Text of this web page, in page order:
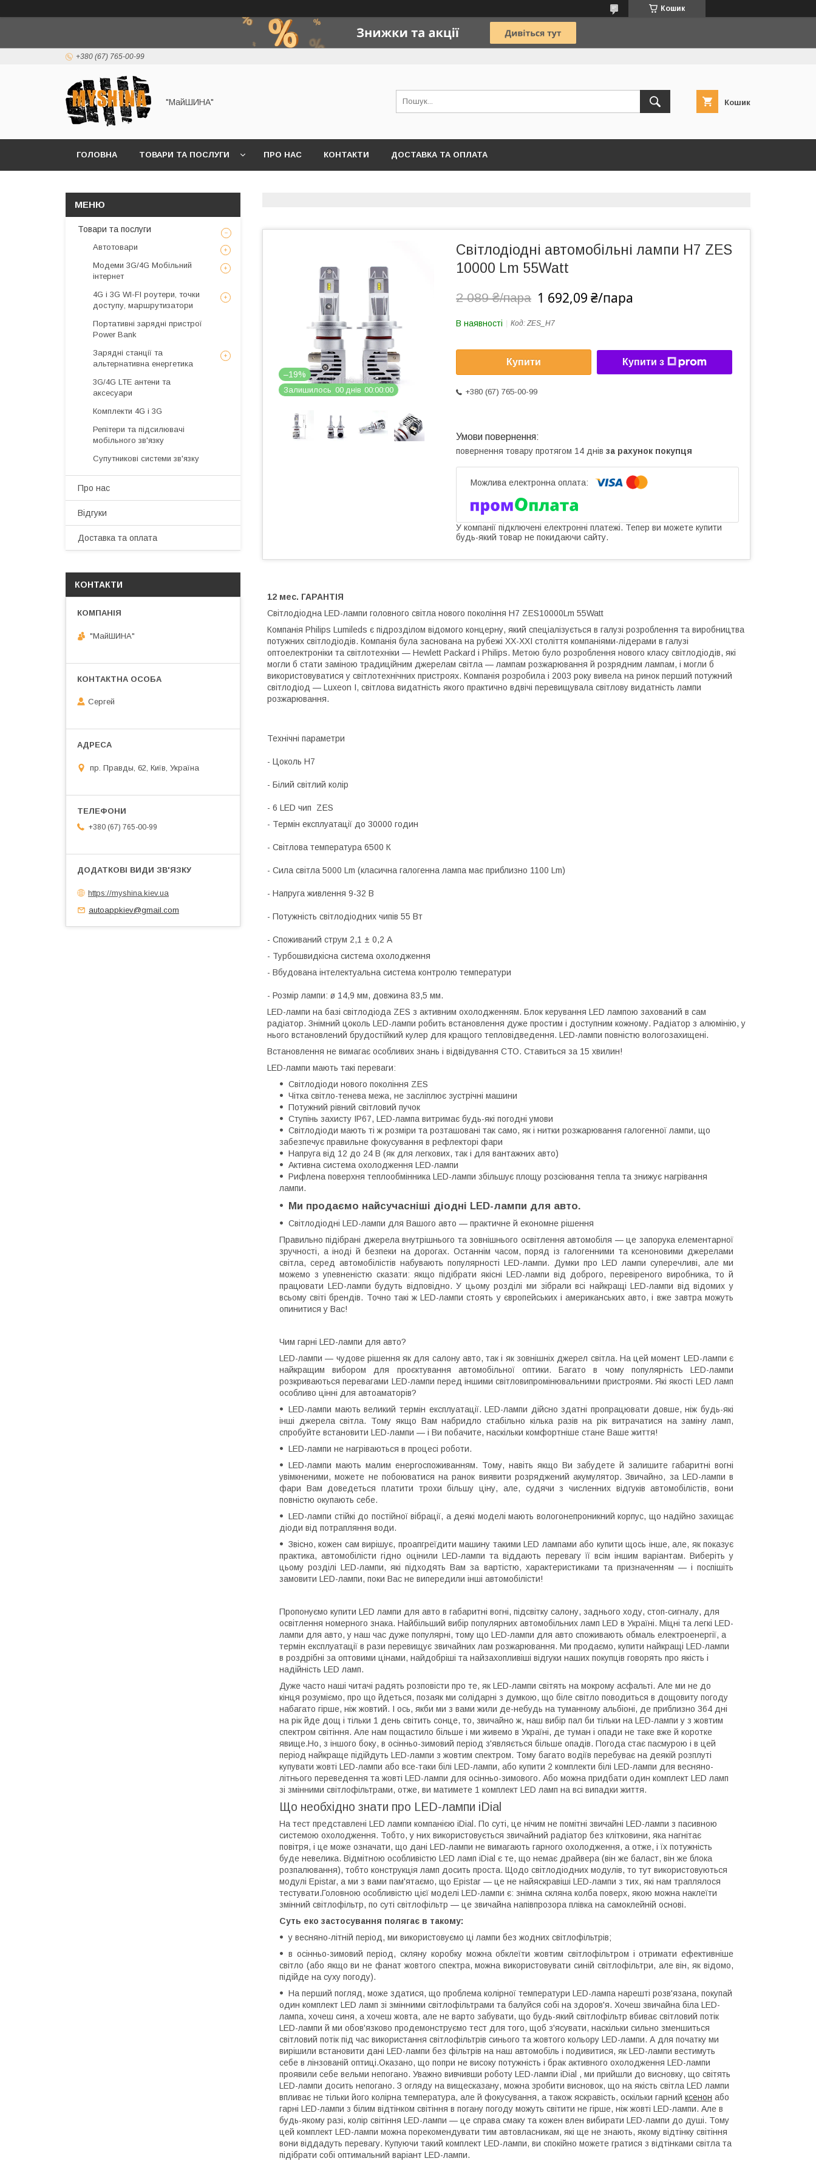
Кошик
+380 (67) 765-00-99
"МайШИНА" Кошик
ГОЛОВНА ТОВАРИ ТА ПОСЛУГИ ПРО НАС КОНТАКТИ ДОСТАВКА ТА ОПЛАТА
–19%
Залишилось 00 днів 00 00 00
Світлодіодні автомобільні лампи Н7 ZES
10000 Lm 55Watt
2 089 ₴/пара 1 692,09 ₴/пара
В наявності Код: ZES_H7
Купити Купити з
+380 (67) 765-00-99
повернення товару протягом 14 днів за рахунок покупця
У компанії підключені електронні платежі. Тепер ви можете купити
будь-який товар не покидаючи сайту.
12 мес. ГАРАНТІЯ
Світлодіодна LED-лампи головного світла нового покоління H7 ZES10000Lm 55Watt
Компанія Philips Lumileds є підрозділом відомого концерну, який спеціалізується в галузі розроблення та виробництва
потужних світлодіодів. Компанія була заснована на рубежі XX-XXI століття компаніями-лідерами в галузі
оптоелектроніки та світлотехніки — Hewlett Packard і Philips. Метою було розроблення нового класу світлодіодів, які
могли б стати заміною традиційним джерелам світла — лампам розжарювання й розрядним лампам, і могли б
використовуватися у світлотехнічних пристроях. Компанія розробила і 2003 року вивела на ринок перший потужний
світлодіод — Luxeon I, світлова видатність якого практично вдвічі перевищувала світлову видатність лампи
розжарювання.
Технічні параметри
- Цоколь H7
- Білий світлий колір
- 6 LED чип ZES
- Термін експлуатації до 30000 годин
- Світлова температура 6500 К
- Сила світла 5000 Lm (класична галогенна лампа має приблизно 1100 Lm)
- Напруга живлення 9-32 В
- Потужність світлодіодних чипів 55 Вт
- Споживаний струм 2,1 ± 0,2 А
- Турбошвидкісна система охолодження
- Вбудована інтелектуальна система контролю температури
- Розмір лампи: ø 14,9 мм, довжина 83,5 мм.
LED-лампи на базі світлодіода ZES з активним охолодженням. Блок керування LED лампою захований в сам
радіатор. Знімний цоколь LED-лампи робить встановлення дуже простим і доступним кожному. Радіатор з алюмінію, у
нього встановлений брудостійкий кулер для кращого тепловідведення. LED-лампи повністю вологозахищені.
Встановлення не вимагає особливих знань і відвідування СТО. Ставиться за 15 хвилин!
LED-лампи мають такі переваги:
Світлодіоди нового покоління ZES
Чітка світло-тенева межа, не засліплює зустрічні машини
Потужний рівний світловий пучок
Ступінь захисту IP67, LED-лампа витримає будь-які погодні умови
Світлодіоди мають ті ж розміри та розташовані так само, як і нитки розжарювання галогенної лампи, що
забезпечує правильне фокусування в рефлекторі фари
Напруга від 12 до 24 В (як для легкових, так і для вантажних авто)
Активна система охолодження LED-лампи
Рифлена поверхня теплообмінника LED-лампи збільшує площу розсіювання тепла та знижує нагрівання
лампи.
Ми продаємо найсучасніші діодні LED-лампи для авто.
Світлодіодні LED-лампи для Вашого авто — практичне й економне рішення
Правильно підібрані джерела внутрішнього та зовнішнього освітлення автомобіля — це запорука елементарної
зручності, а іноді й безпеки на дорогах. Останнім часом, поряд із галогенними та ксеноновими джерелами
світла, серед автомобілістів набувають популярності LED-лампи. Думки про LED лампи суперечливі, але ми
можемо з упевненістю сказати: якщо підібрати якісні LED-лампи від доброго, перевіреного виробника, то й
працювати LED-лампи будуть відповідно. У цьому розділі ми зібрали всі найкращі LED-лампи від відомих у
всьому світі брендів. Точно такі ж LED-лампи стоять у європейських і американських авто, і вже завтра можуть
опинитися у Вас!
Чим гарні LED-лампи для авто?
LED-лампи — чудове рішення як для салону авто, так і як зовнішніх джерел світла. На цей момент LED-лампи є
найкращим вибором для проєктування автомобільної оптики. Багато в чому популярність LED-лампи
розкриваються перевагами LED-лампи перед іншими світловипромінювальними пристроями. Які якості LED ламп
особливо цінні для автоаматорів?
LED-лампи мають великий термін експлуатації. LED-лампи дійсно здатні пропрацювати довше, ніж будь-які
інші джерела світла. Тому якщо Вам набридло стабільно кілька разів на рік витрачатися на заміну ламп,
спробуйте встановити LED-лампи — і Ви побачите, наскільки комфортніше стане Ваше життя!
LED-лампи не нагріваються в процесі роботи.
LED-лампи мають малим енергоспоживанням. Тому, навіть якщо Ви забудете й залишите габаритні вогні
увімкненими, можете не побоюватися на ранок виявити розряджений акумулятор. Звичайно, за LED-лампи в
фари Вам доведеться платити трохи більшу ціну, але, судячи з численних відгуків автомобілістів, вони
повністю окупають себе.
LED-лампи стійкі до постійної вібрації, а деякі моделі мають вологонепроникний корпус, що надійно захищає
діоди від потрапляння води.
Звісно, кожен сам вирішує, проапгреїдити машину такими LED лампами або купити щось інше, але, як показує
практика, автомобілісти гідно оцінили LED-лампи та віддають перевагу її всім іншим варіантам. Виберіть у
цьому розділі LED-лампи, які підходять Вам за вартістю, характеристиками та призначенням — і поспішіть
замовити LED-лампи, поки Вас не випередили інші автомобілісти!
Пропонуємо купити LED лампи для авто в габаритні вогні, підсвітку салону, заднього ходу, стоп-сигналу, для
освітлення номерного знака. Найбільший вибір популярних автомобільних ламп LED в Україні. Міцні та легкі LED-
лампи для авто, у наш час дуже популярні, тому що LED-лампи для авто споживають обмаль електроенергії, а
термін експлуатації в рази перевищує звичайних лам розжарювання. Ми продаємо, купити найкращі LED-лампи
в роздрібні за оптовими цінами, найдобріші та найзахопливіші відгуки наших покупців говорять про якість і
надійність LED ламп.
Дуже часто наші читачі радять розповісти про те, як LED-лампи світять на мокрому асфальті. Але ми не до
кінця розуміємо, про що йдеться, позаяк ми солідарні з думкою, що біле світло поводиться в дощовиту погоду
набагато гірше, ніж жовтий. І ось, якби ми з вами жили де-небудь на туманному альбіоні, де приблизно 364 дні
на рік йде дощ і тільки 1 день світить сонце, то, звичайно ж, наш вибір пал би тільки на LED-лампи у з жовтим
спектром світіння. Але нам пощастило більше і ми живемо в Україні, де туман і опади не таке вже й коротке
явище.Но, з іншого боку, в осінньо-зимовий період з'являється більше опадів. Погода стає пасмурою і в цей
період найкраще підійдуть LED-лампи з жовтим спектром. Тому багато водіїв перебуває на деякій розплуті
купувати жовті LED-лампи або все-таки білі LED-лампи, або купити 2 комплекти білі LED-лампи для весняно-
літнього переведення та жовті LED-лампи для осінньо-зимового. Або можна придбати один комплект LED ламп
зі змінними світлофільтрами, отже, ви матимете 1 комплект LED ламп на всі випадки життя.
Що необхідно знати про LED-лампи iDial
На тест представлені LED лампи компанією iDial. По суті, це нічим не помітні звичайні LED-лампи з пасивною
системою охолодження. Тобто, у них використовується звичайний радіатор без клітковини, яка нагнітає
повітря, і це може означати, що дані LED-лампи не вимагають гарного охолодження, а отже, і їх потужність
буде невелика. Відмітною особливістю LED ламп iDial є те, що немає драйвера (він же баласт, він же блока
розпалювання), тобто конструкція ламп досить проста. Щодо світлодіодних модулів, то тут використовуються
модулі Epistar, а ми з вами пам'ятаємо, що Epistar — це не найяскравіші LED-лампи з тих, які нам траплялося
тестувати.Головною особливістю цієї моделі LED-лампи є: знімна скляна колба поверх, якою можна наклеїти
змінний світлофільтр, по суті світлофільтр — це звичайна напівпрозора плівка на самоклейній основі.
Суть еко застосування полягає в такому:
у весняно-літній період, ми використовуємо ці лампи без жодних світлофільтрів;
в осінньо-зимовий період, скляну коробку можна обклеїти жовтим світлофільтром і отримати ефективніше
світло (або якщо ви не фанат жовтого спектра, можна використовувати синій світлофільтри, але він, як відомо,
підійде на суху погоду).
На перший погляд, може здатися, що проблема колірної температури LED-лампа нарешті розв'язана, покупай
один комплект LED ламп зі змінними світлофільтрами та балуйся собі на здоров'я. Хочеш звичайна біла LED-
лампа, хочеш синя, а хочеш жовта, але не варто забувати, що будь-який світлофільтр вбиває світловий потік
LED-лампи й ми обов'язково продемонструємо тест для того, щоб з'ясувати, наскільки сильно зменшиться
світловий потік під час використання світлофільтрів синього та жовтого кольору LED-лампи. А для початку ми
вирішили встановити дані LED-лампи без фільтрів на наш автомобіль і подивитися, як LED-лампи вестимуть
себе в лінзованій оптиці.Оказано, що попри не високу потужність і брак активного охолодження LED-лампи
проявили себе вельми непогано. Уважно вивчивши роботу LED-лампи iDial , ми прийшли до висновку, що світять
LED-лампи досить непогано. З огляду на вищесказану, можна зробити висновок, що на якість світла LED лампи
впливає не тільки його колірна температура, але й фокусування, а також яскравість, оскільки гарний ксенон або
гарні LED-лампи з білим відтінком світіння в погану погоду можуть світити не гірше, ніж жовті LED-лампи. Але в
будь-якому разі, колір світіння LED-лампи — це справа смаку та кожен влен вибирати LED-лампи до душі. Тому
цей комплект LED-лампи можна порекомендувати тим автовласникам, які ще не знають, якому відтінку світіння
вони віддадуть перевагу. Купуючи такий комплект LED-лампи, ви спокійно можете гратися з відтінками світла та
підібрати собі оптимальний варіант LED-лампи.
Товари та послуги
Автотовари
Модеми 3G/4G Мобільний
інтернет
4G і 3G WI-FI роутери, точки
доступу, маршрутизатори
Портативні зарядні пристрої
Power Bank
Зарядні станції та
альтернативна енергетика
3G/4G LTE антени та
аксесуари
Комплекти 4G і 3G
Репітери та підсилювачі
мобільного зв'язку
Супутникові системи зв'язку
Про нас
Відгуки
Доставка та оплата
КОНТАКТИ
"МайШИНА"
Сергей
пр. Правды, 62, Київ, Україна
+380 (67) 765-00-99
https://myshina.kiev.ua
autoappkiev@gmail.com